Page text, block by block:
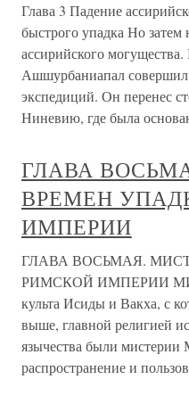
Глава 3 Падение
быстрого упадка Но затем
ассирийского
Ашшурбаниапал
экспедиций. Он перенес
Ниневию, где была
ГЛАВА
ВРЕМЕН
ИМПЕРИИ
ГЛАВА ВОСЬМАЯ.
РИМСКОЙ ИМПЕРИИ
культа Исиды и Вакха, с
выше, главной религией
язычества были
распространение и